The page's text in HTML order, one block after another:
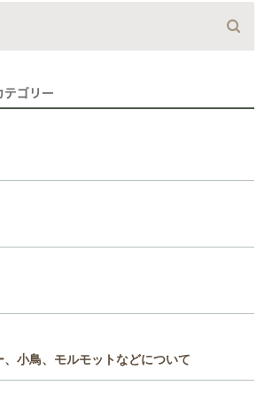
テゴリー
小鳥、モルモットなどについて